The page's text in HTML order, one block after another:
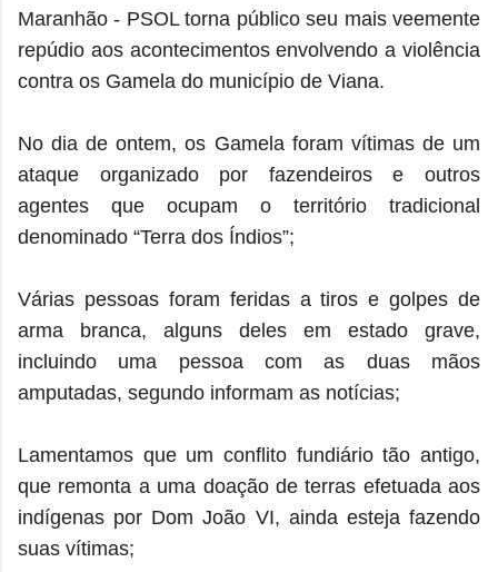
Maranhão - PSOL torna público seu mais veemente
repúdio aos acontecimentos envolvendo a violência
contra os Gamela do município de Viana.
No dia de ontem, os Gamela foram vítimas de um
ataque organizado por fazendeiros e outros
agentes que ocupam o território tradicional
denominado “Terra dos Índios”;
Várias pessoas foram feridas a tiros e golpes de
arma branca, alguns deles em estado grave,
incluindo uma pessoa com as duas mãos
amputadas, segundo informam as notícias;
Lamentamos que um conflito fundiário tão antigo,
que remonta a uma doação de terras efetuada aos
indígenas por Dom João VI, ainda esteja fazendo
suas vítimas;